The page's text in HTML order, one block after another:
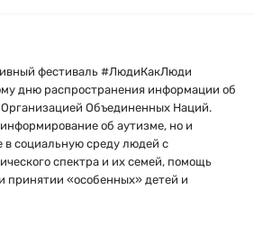
фестиваль #ЛюдиКакЛюди
дню распространения информации об
Объединенных Наций.
об аутизме, но и
социальную среду людей с
спектра и их семей, помощь
принятии «особенных» детей и